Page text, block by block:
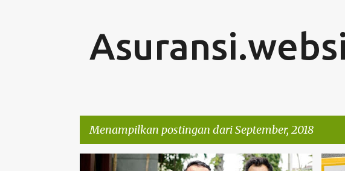
Menampilkan postingan dari September, 2018